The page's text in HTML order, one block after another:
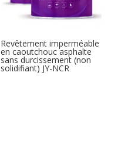
Revêtement imperméable
en caoutchouc asphalte
sans durcissement (non
solidifiant) JY-NCR